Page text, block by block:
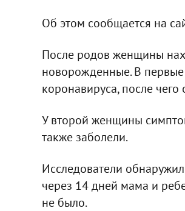
Об этом сообщается на
После родов женщины
новорожденные. В
коронавируса, после
У второй женщины
также заболели.
Исследователи
через 14 дней мама и
не было.